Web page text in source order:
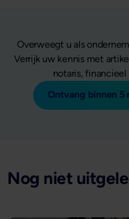
Overweegt u als
Verrijk uw kennis met
notaris, financieel
Ontvang binnen 5
Nog niet